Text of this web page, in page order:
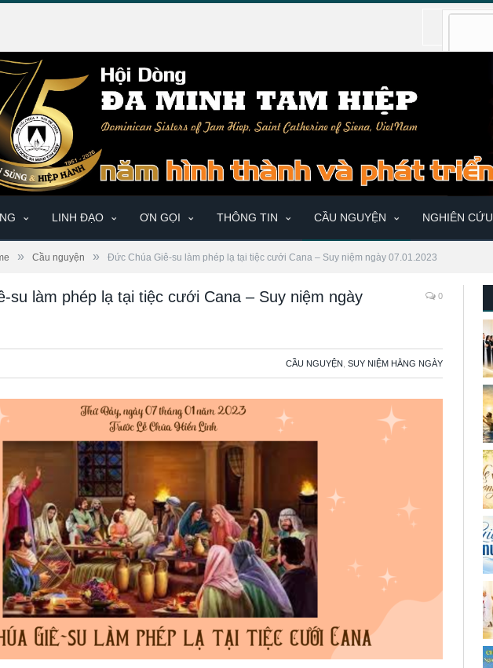
LINH ĐẠO ƠN GỌI THÔNG TIN CẦU NGUYỆN NGHIÊN CỨU
» Cầu nguyện » Đức Chúa Giê-su làm phép lạ tại tiệc cưới Cana – Suy niệm ngày 07.01.2023
su làm phép lạ tại tiệc cưới Cana – Suy niệm ngày
0
CẦU NGUYỆN SUY NIỆM HẰNG NGÀY